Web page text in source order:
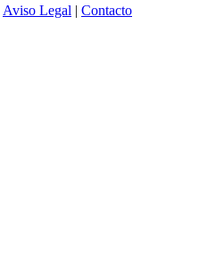
Aviso Legal | Contacto